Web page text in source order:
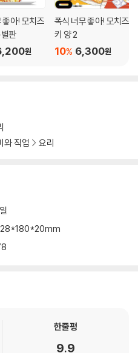
좋아! 모치즈
판
원
폭식 너무 좋아! 모치즈
키 양 2
6,300원
10%
와 직업 요리
한줄평
9.9